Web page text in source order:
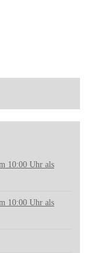
10:00 Uhr als
10:00 Uhr als